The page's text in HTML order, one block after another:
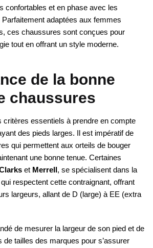
confortables et en phase avec les
adaptées aux femmes
ces chaussures sont conçues pour
tout en offrant un style moderne.
de la bonne
chaussures
critères essentiels à prendre en compte
des pieds larges. Il est impératif de
qui permettent aux orteils de bouger
une bonne tenue. Certaines
et Merrell, se spécialisent dans la
respectent cette contraignant, offrant
largeurs, allant de D (large) à EE (extra
de mesurer la largeur de son pied et de
de tailles des marques pour s’assurer